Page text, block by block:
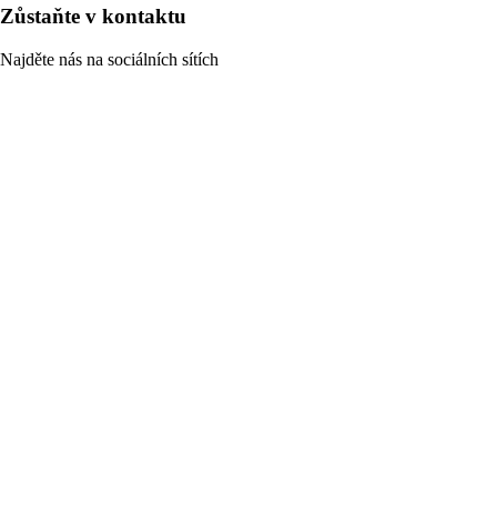
Zůstaňte v kontaktu
Najděte nás na sociálních sítích